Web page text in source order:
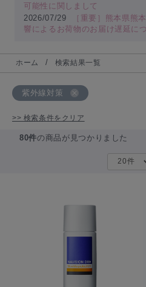
可能性に関しまして
2026/07/29
［重要］熊本県熊
響によるお荷物のお届け遅延に
ホーム 検索結果一覧
紫外線対策
>> 検索条件をクリア
80件の商品が見つかりました